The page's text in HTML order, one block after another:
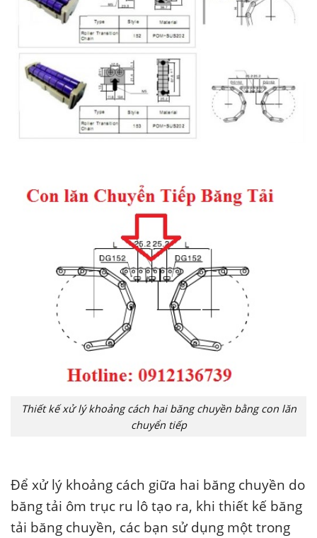
Thiết kế xử lý khoảng cách hai băng chuyền bằng con lăn
chuyển tiếp
Để xử lý khoảng cách giữa hai băng chuyền do
băng tải ôm trục ru lô tạo ra, khi thiết kế băng
tải băng chuyền, các bạn sử dụng một trong